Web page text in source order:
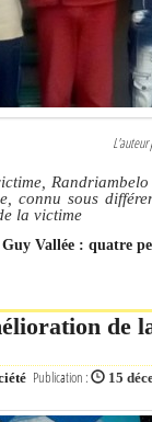
L'auteur
connu sous
la victime
Vallée : quatre
de
Publication : 15